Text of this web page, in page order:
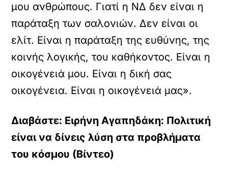
μου ανθρώπους. Γιατί η ΝΔ δεν είναι η
παράταξη των σαλονιών. Δεν είναι οι
ελίτ. Είναι η παράταξη της ευθύνης, της
κοινής λογικής, του καθήκοντος. Είναι η
οικογένειά μου. Είναι η δική σας
οικογένεια. Είναι η οικογένειά μας».
Διαβάστε: Ειρήνη Αγαπηδάκη: Πολιτική
είναι να δίνεις λύση στα προβλήματα
του κόσμου (Βίντεο)